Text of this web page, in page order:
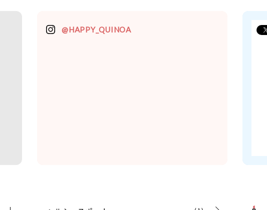
@HAPPY_QUINOA